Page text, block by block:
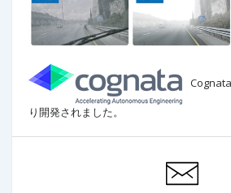
Cognata
り開発されました。